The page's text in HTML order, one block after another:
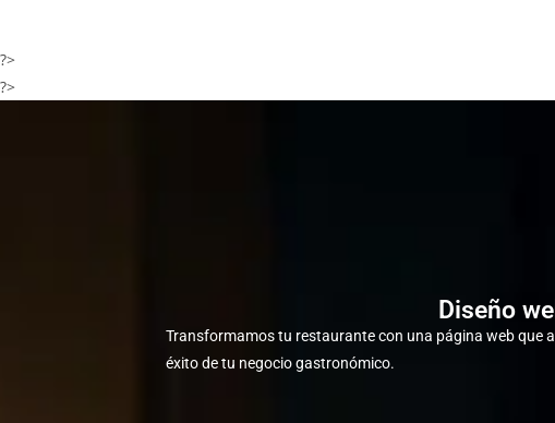
?>
?>
Diseño
Transformamos tu restaurante con una página web que
éxito de tu negocio gastronómico.